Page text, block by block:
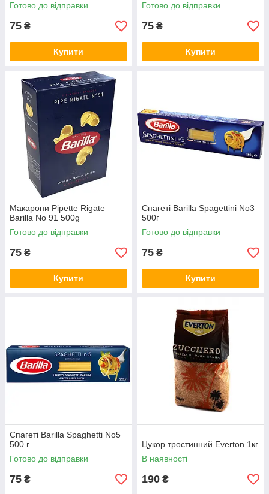
Готово до відправки
75 ₴
Купити
Готово до відправки
75 ₴
Купити
Макарони Pipette Rigate
Barilla No 91 500g
Готово до відправки
75 ₴
Купити
Спагеті Barilla Spagettini No3
500г
Готово до відправки
75 ₴
Купити
Спагеті Barilla Spaghetti No5
500 г
Готово до відправки
75 ₴
Цукор тростинний Everton 1кг
В наявності
190 ₴